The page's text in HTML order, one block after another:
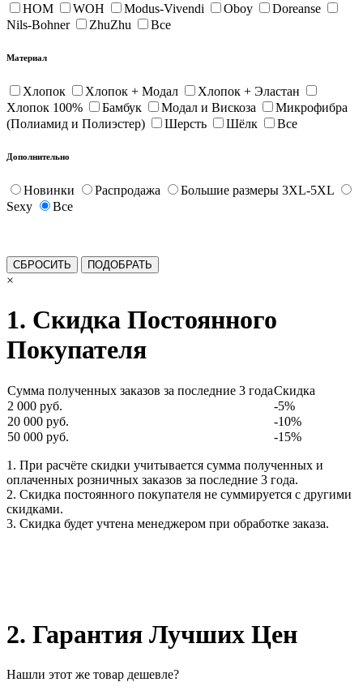
HOM WOH Modus-Vivendi Oboy
Doreanse
Nils-Bohner
ZhuZhu Все
Материал
Хлопок Хлопок + Модал
Хлопок + Эластан
Хлопок 100%
Бамбук Модал и Вискоза
Микрофибра
(Полиамид и Полиэстер)
Шерсть Шёлк Все
Дополнительно
Новинки Распродажа
Большие размеры 3XL-5XL
Sexy
Все
×
1. Скидка Постоянного
Покупателя
Сумма полученных заказов за последние 3 годаСкидка
2 000 руб.
-5%
20 000 руб.
-10%
50 000 руб.
-15%
1. При расчёте скидки учитывается сумма полученных и
оплаченных розничных заказов за последние 3 года.
2. Скидка постоянного покупателя не суммируется с другими
скидками.
3. Скидка будет учтена менеджером при обработке заказа.
2. Гарантия Лучших Цен
Нашли этот же товар дешевле?